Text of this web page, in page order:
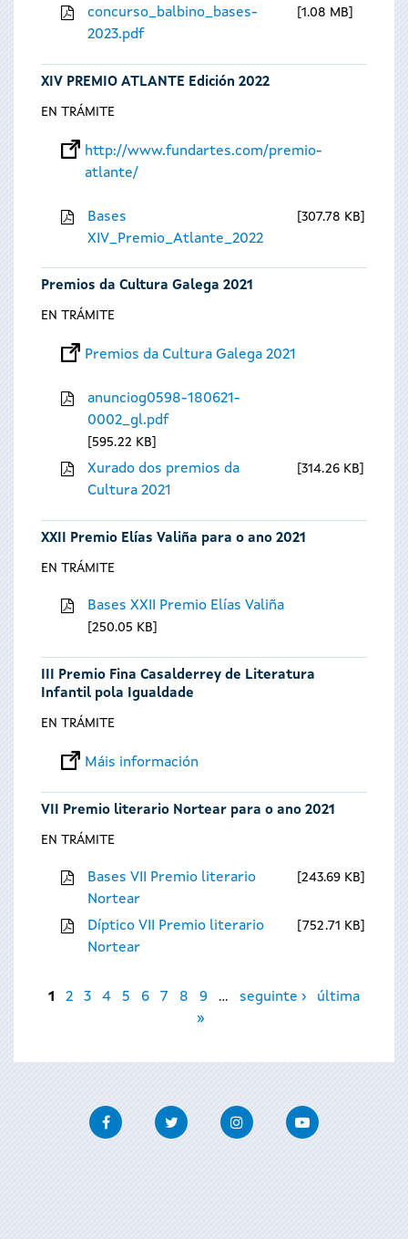
concurso_balbino_bases-
2023.pdf
1.08 MB
XIV PREMIO ATLANTE Edición 2022
EN TRÁMITE
http://www.fundartes.com/premio-
atlante/
Bases
XIV_Premio_Atlante_2022
307.78 KB
Premios da Cultura Galega 2021
EN TRÁMITE
Premios da Cultura Galega 2021
anunciog0598-180621-
0002_gl.pdf
595.22 KB
Xurado dos premios da
Cultura 2021
314.26 KB
XXII Premio Elías Valiña para o ano 2021
EN TRÁMITE
Bases XXII Premio Elías Valiña
250.05 KB
III Premio Fina Casalderrey de Literatura
Infantil pola Igualdade
EN TRÁMITE
Máis información
VII Premio literario Nortear para o ano 2021
EN TRÁMITE
Bases VII Premio literario
Nortear
243.69 KB
Díptico VII Premio literario
Nortear
752.71 KB
Páxinas
1 2 3 4 5 6 7 8 9 … seguinte ›
última
»
FacebookTwitter InstagramYoutube